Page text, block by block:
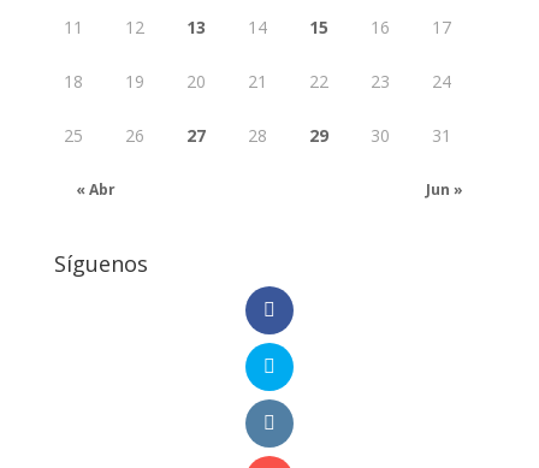
« Abr Jun »
11 12 13 14 15 16 17
18 19 20 21 22 23 24
25 26 27 28 29 30 31
Síguenos